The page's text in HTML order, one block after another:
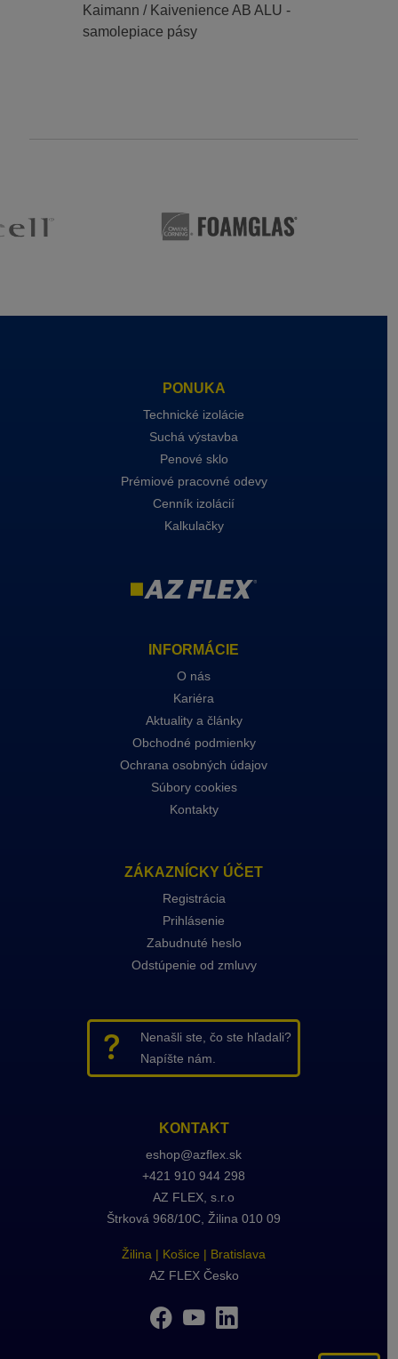
Kaimann / Kaivenience AB ALU -
samolepiace pásy
PONUKA
Technické izolácie
Suchá výstavba
Penové sklo
Prémiové pracovné odevy
Cenník izolácií
Kalkulačky
INFORMÁCIE
O nás
Kariéra
Aktuality a články
Obchodné podmienky
Ochrana osobných údajov
Súbory cookies
Kontakty
ZÁKAZNÍCKY ÚČET
Registrácia
Prihlásenie
Zabudnuté heslo
Odstúpenie od zmluvy
Nenašli ste, čo ste hľadali?
Napíšte nám.
KONTAKT
eshop@azflex.sk
+421 910 944 298
AZ FLEX , s.r.o
Štrková 968/10C, Žilina 010 09
Žilina | Košice | Bratislava
AZ FLEX Česko